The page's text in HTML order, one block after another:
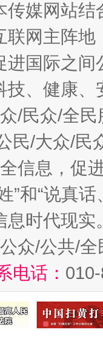
传媒网站
联网主阵
进国际之
技、健康
/民众/全
民/大众/民
信息，促
”和“说真
息时代现实
众/公共/
电话：